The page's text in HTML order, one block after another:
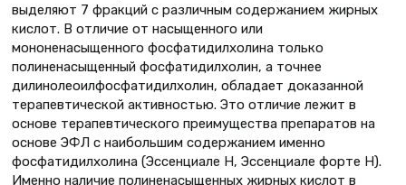
выделяют 7 фракций с различным содержанием жирных
кислот. В отличие от насыщенного или
мононенасыщенного фосфатидилхолина только
полиненасыщенный фосфатидилхолин, а точнее
дилинолеоилфосфатидилхолин, обладает доказанной
терапевтической активностью. Это отличие лежит в
основе терапевтического преимущества препаратов на
основе ЭФЛ с наибольшим содержанием именно
фосфатидилхолина (Эссенциале Н, Эссенциале форте Н).
Именно наличие полиненасыщенных жирных кислот в